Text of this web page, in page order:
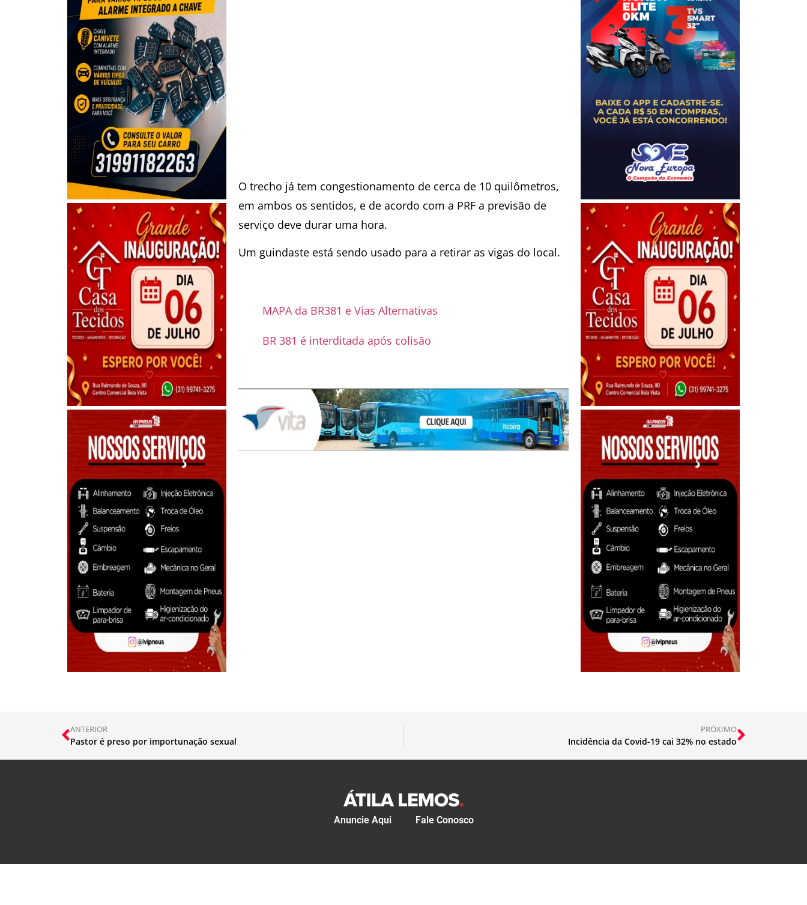
O trecho já tem congestionamento de cerca de 10 quilômetros,
em ambos os sentidos, e de acordo com a PRF a previsão de
serviço deve durar uma hora.
Um guindaste está sendo usado para a retirar as vigas do local.
MAPA da BR381 e Vias Alternativas
BR 381 é interditada após colisão
ANTERIOR
Pastor é preso por importunação sexual
PRÓXIMO
Incidência da Covid-19 cai 32% no estado
Anuncie Aqui Fale Conosco